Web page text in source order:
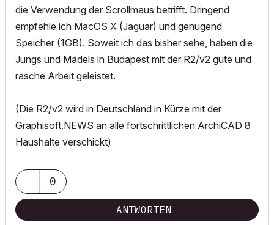
die Verwendung der Scrollmaus betrifft. Dringend
empfehle ich MacOS X (Jaguar) und genügend
Speicher (1GB). Soweit ich das bisher sehe, haben die
Jungs und Mädels in Budapest mit der R2/v2 gute und
rasche Arbeit geleistet.
(Die R2/v2 wird in Deutschland in Kürze mit der
Graphisoft.NEWS an alle fortschrittlichen ArchiCAD 8
Haushalte verschickt)
0
ANTWORTEN